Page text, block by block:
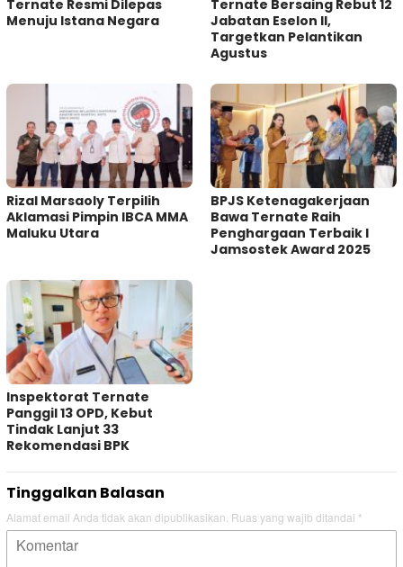
Ternate Resmi Dilepas
Menuju Istana Negara
Ternate Bersaing Rebut 12
Jabatan Eselon II,
Targetkan Pelantikan
Agustus
Rizal Marsaoly Terpilih
Aklamasi Pimpin IBCA MMA
Maluku Utara
BPJS Ketenagakerjaan
Bawa Ternate Raih
Penghargaan Terbaik I
Jamsostek Award 2025
Inspektorat Ternate
Panggil 13 OPD, Kebut
Tindak Lanjut 33
Rekomendasi BPK
Tinggalkan Balasan
Alamat email Anda tidak akan dipublikasikan. Ruas yang wajib ditandai *